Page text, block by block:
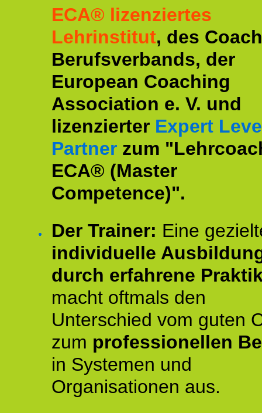
ECA® lizenziertes
Lehrinstitut, des
Berufsverbands, der
European Coaching
Association e. V. und
lizenzierter Expert
Partner zum
ECA® (Master
Competence)".
Der Trainer: Eine
individuelle
durch erfahrene
macht oftmals den
Unterschied vom guten
zum professionellen
in Systemen und
Organisationen aus.